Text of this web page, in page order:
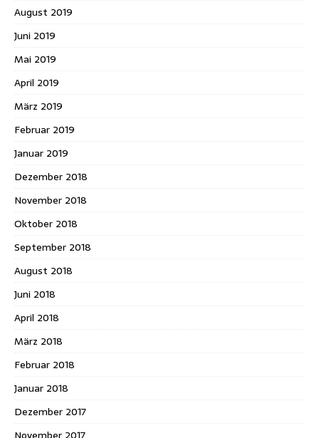
August 2019
Juni 2019
Mai 2019
April 2019
März 2019
Februar 2019
Januar 2019
Dezember 2018
November 2018
Oktober 2018
September 2018
August 2018
Juni 2018
April 2018
März 2018
Februar 2018
Januar 2018
Dezember 2017